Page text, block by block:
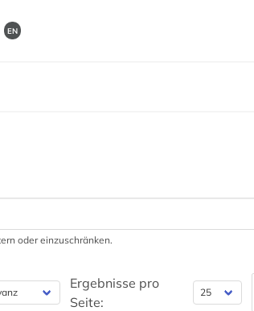
EN
oder einzuschränken.
Ergebnisse pro
Seite: